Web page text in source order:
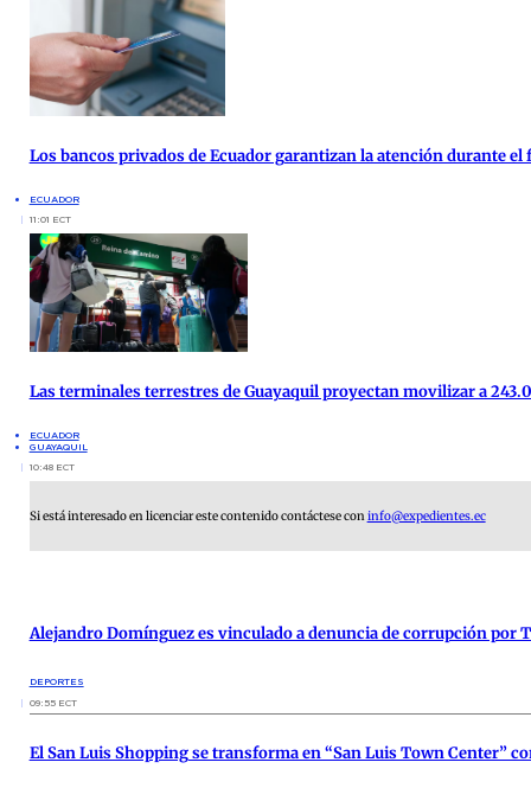
Los bancos privados de Ecuador garantizan la atención durante el
ECUADOR
11:01 ECT
Las terminales terrestres de Guayaquil proyectan movilizar a
ECUADOR
GUAYAQUIL
10:48 ECT
Si está interesado en licenciar este contenido contáctese coninfo@expedientes.ec
Alejandro Domínguez es vinculado a denuncia de corrupción por
DEPORTES
09:55 ECT
El San Luis Shopping se transforma en “San Luis Town Center”